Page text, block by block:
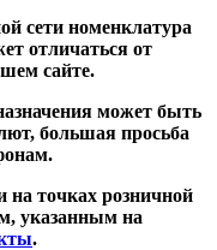
сети номенклатура
отличаться от
сайте.
может быть
большая просьба
на точках розничной
указанным на
.